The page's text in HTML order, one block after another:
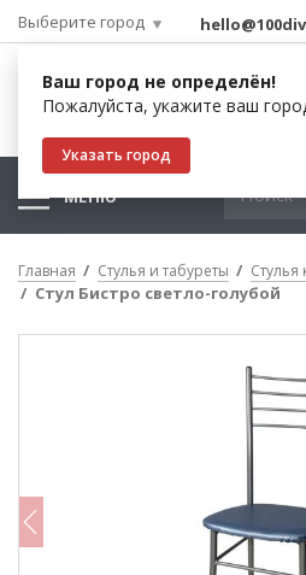
Выберите город
Ваш город не определён!
Пожалуйста, укажите ваш
Указать город
МЕНЮ
Главная Стулья и табуреты Стулья
Стул Бистро светло-голубой